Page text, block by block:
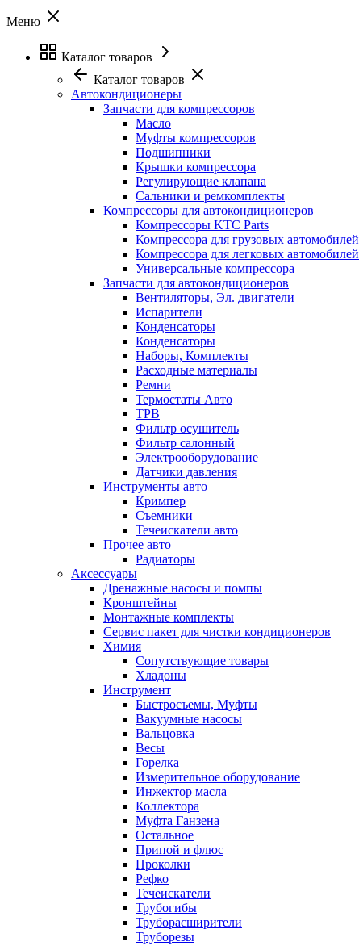
Меню
Каталог товаров
Каталог товаров
Автокондиционеры
Запчасти для компрессоров
Масло
Муфты компрессоров
Подшипники
Крышки компрессора
Регулирующие клапана
Сальники и ремкомплекты
Компрессоры для автокондиционеров
Компрессоры KTC Parts
Компрессора для грузовых автомобилей
Компрессора для легковых автомобилей
Универсальные компрессора
Запчасти для автокондиционеров
Вентиляторы, Эл. двигатели
Испарители
Конденсаторы
Конденсаторы
Наборы, Комплекты
Расходные материалы
Ремни
Термостаты Авто
ТРВ
Фильтр осушитель
Фильтр салонный
Электрооборудование
Датчики давления
Инструменты авто
Кримпер
Съемники
Течеискатели авто
Прочее авто
Радиаторы
Аксессуары
Дренажные насосы и помпы
Кронштейны
Монтажные комплекты
Сервис пакет для чистки кондиционеров
Химия
Сопутствующие товары
Хладоны
Инструмент
Быстросъемы, Муфты
Вакуумные насосы
Вальцовка
Весы
Горелка
Измерительное оборудование
Инжектор масла
Коллектора
Муфта Ганзена
Остальное
Припой и флюс
Проколки
Рефко
Течеискатели
Трубогибы
Труборасширители
Труборезы